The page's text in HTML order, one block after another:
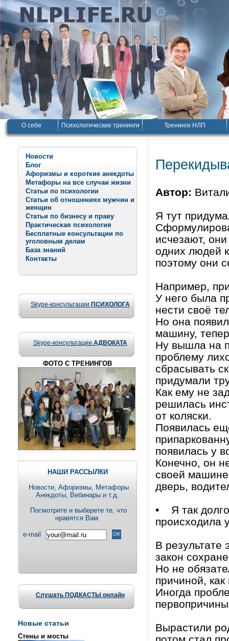
О себе Психологические тренинги Тренинги НЛП
Новости
Блог
Афоризмы и короткие анекдоты
Метафоры на все случаи жизни
Статьи по психологии
Статьи об отношениях мужчин и
женщин
Статьи по бизнесу и праву
Практическая психология
Бесплатные консультации по
уголовным делам
База знаний
Контакты
Skype-консультации ПСИХОЛОГА
Skype-консультации АДВОКАТА
ФОТО С ТРЕНИНГОВ
НАШИ РАССЫЛКИ
Новости, Aфоризмы, Метафоры
Анекдоты, Вебинары и т.д.
Посмотрите и выберете те, что
нравятся Вам.
e-mail
Слушать ПОДКАСТЫ онлайн
Новые статьи
Стены и мосты
Автор:
Я тут
исчезают,
одних людей
поэтому они
Например,
У него была
нести своё
Но она
машину,
Ну вышла на
проблему
сбрасывать
придумали
Как ему не
решилась
от коляски.
Появилась
появилась у
Конечно, он
своей машине
дверь,
• Я так
происходила
В результате
закон
Но не
причиной,
Иногда
Вырастили